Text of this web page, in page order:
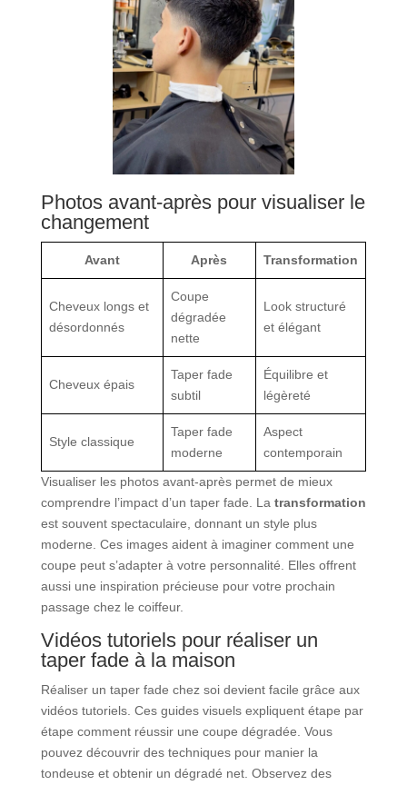
Photos avant-après pour visualiser le
changement
Avant Après Transformation
Cheveux longs et
désordonnés
Coupe
dégradée
nette
Look structuré
et élégant
Cheveux épais
Taper fade
subtil
Équilibre et
légèreté
Style classique
Taper fade
moderne
Aspect
contemporain
Visualiser les photos avant-après permet de mieux
comprendre l’impact d’un taper fade. La transformation
est souvent spectaculaire, donnant un style plus
moderne. Ces images aident à imaginer comment une
coupe peut s’adapter à votre personnalité. Elles offrent
aussi une inspiration précieuse pour votre prochain
passage chez le coiffeur.
Vidéos tutoriels pour réaliser un
taper fade à la maison
Réaliser un taper fade chez soi devient facile grâce aux
vidéos tutoriels. Ces guides visuels expliquent étape par
étape comment réussir une coupe dégradée. Vous
pouvez découvrir des techniques pour manier la
tondeuse et obtenir un dégradé net. Observez des